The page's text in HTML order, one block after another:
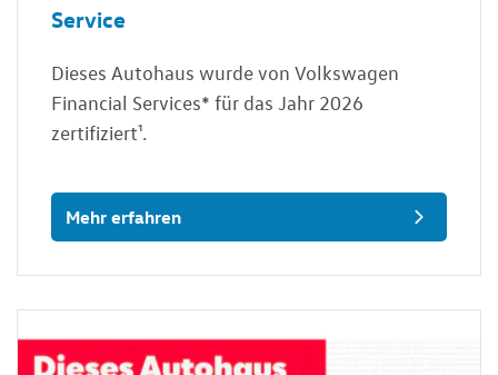
Service
Dieses Autohaus wurde von Volkswagen
Financial Services* für das Jahr 2026
zertifiziert¹.
Mehr erfahren